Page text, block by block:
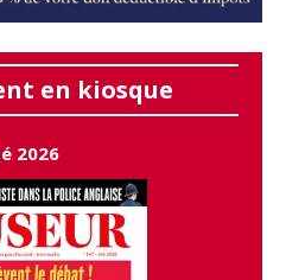
en kiosque
2026